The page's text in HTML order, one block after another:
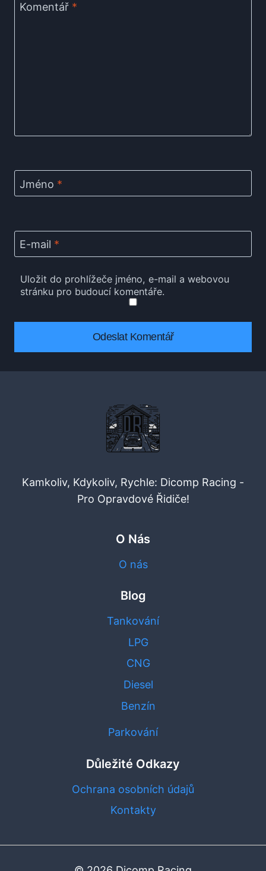
Komentář *
Jméno *
E-mail *
Uložit do prohlížeče jméno, e-mail a webovou
stránku pro budoucí komentáře.
Kamkoliv, Kdykoliv, Rychle: Dicomp Racing -
Pro Opravdové Řidiče!
O Nás
O nás
Blog
Tankování
LPG
CNG
Diesel
Benzín
Parkování
Důležité Odkazy
Ochrana osobních údajů
Kontakty